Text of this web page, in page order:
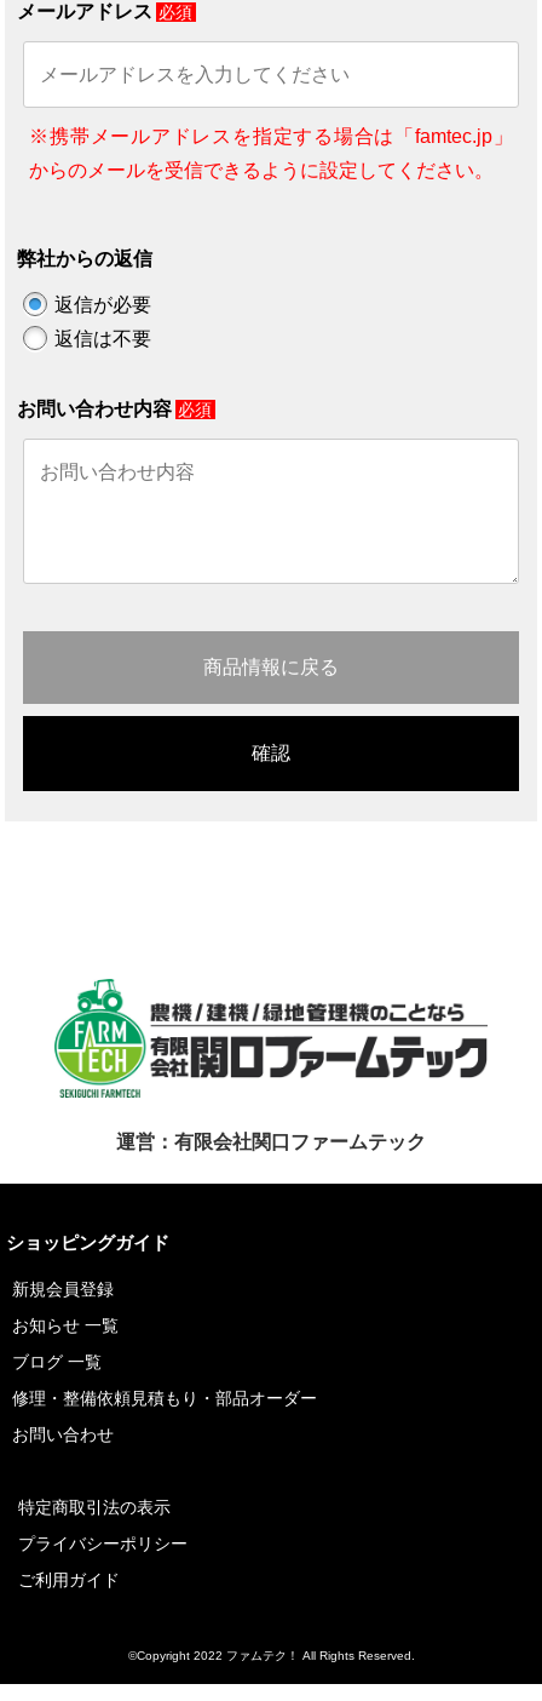
メールアドレス 必須
※携帯メールアドレスを指定する場合は「famtec.jp」
からのメールを受信できるように設定してください。
弊社からの返信
返信が必要
返信は不要
お問い合わせ内容 必須
商品情報に戻る
運営：有限会社関口ファームテック
ショッピングガイド
新規会員登録
お知らせ 一覧
ブログ 一覧
修理・整備依頼見積もり・部品オーダー
お問い合わせ
特定商取引法の表示
プライバシーポリシー
ご利用ガイド
©Copyright 2022 ファムテク！ All Rights Reserved.